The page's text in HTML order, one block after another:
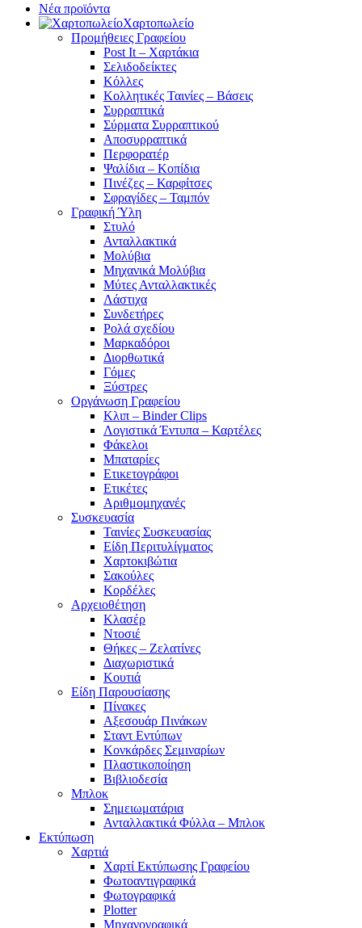
Νέα προϊόντα
Χαρτοπωλείο
Προμήθειες Γραφείου
Post It – Χαρτάκια
Σελιδοδείκτες
Κόλλες
Κολλητικές Ταινίες – Βάσεις
Συρραπτικά
Σύρματα Συρραπτικού
Αποσυρραπτικά
Περφορατέρ
Ψαλίδια – Κοπίδια
Πινέζες – Καρφίτσες
Σφραγίδες – Ταμπόν
Γραφική Ύλη
Στυλό
Ανταλλακτικά
Μολύβια
Μηχανικά Μολύβια
Μύτες Ανταλλακτικές
Λάστιχα
Συνδετήρες
Ρολά σχεδίου
Μαρκαδόροι
Διορθωτικά
Γόμες
Ξύστρες
Οργάνωση Γραφείου
Κλιπ – Binder Clips
Λογιστικά Έντυπα – Καρτέλες
Φάκελοι
Μπαταρίες
Ετικετογράφοι
Ετικέτες
Αριθμομηχανές
Συσκευασία
Ταινίες Συσκευασίας
Είδη Περιτυλίγματος
Χαρτοκιβώτια
Σακούλες
Κορδέλες
Αρχειοθέτηση
Κλασέρ
Ντοσιέ
Θήκες – Ζελατίνες
Διαχωριστικά
Κουτιά
Είδη Παρουσίασης
Πίνακες
Αξεσουάρ Πινάκων
Σταντ Εντύπων
Κονκάρδες Σεμιναρίων
Πλαστικοποίηση
Βιβλιοδεσία
Μπλοκ
Σημειωματάρια
Ανταλλακτικά Φύλλα – Μπλοκ
Εκτύπωση
Χαρτιά
Χαρτί Εκτύπωσης Γραφείου
Φωτοαντιγραφικά
Φωτογραφικά
Plotter
Μηχανογραφικά